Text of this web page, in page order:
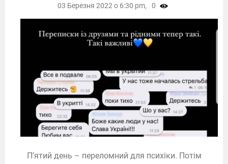
П’ятий день – переломний для психіки. Потім
03 Березня 2022 о 6:30 pm, 0